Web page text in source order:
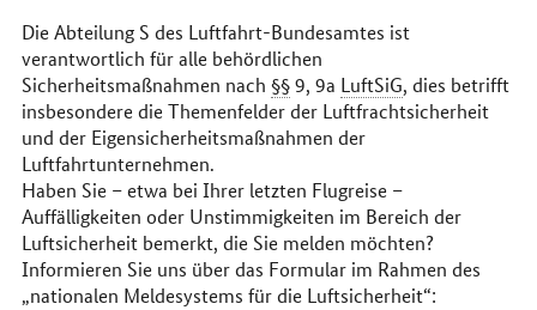
Die Abteilung S des Luftfahrt-Bundesamtes ist
verantwortlich für alle behördlichen
Sicherheitsmaßnahmen nach §§9, 9a LuftSiG, dies betrifft
insbesondere die Themenfelder der Luftfrachtsicherheit
und der Eigensicherheitsmaßnahmen der
Luftfahrtunternehmen.
Haben Sie – etwa bei Ihrer letzten Flugreise –
Auffälligkeiten oder Unstimmigkeiten im Bereich der
Luftsicherheit bemerkt, die Sie melden möchten?
Informieren Sie uns über das Formular im Rahmen des
„nationalen Meldesystems für die Luftsicherheit“: